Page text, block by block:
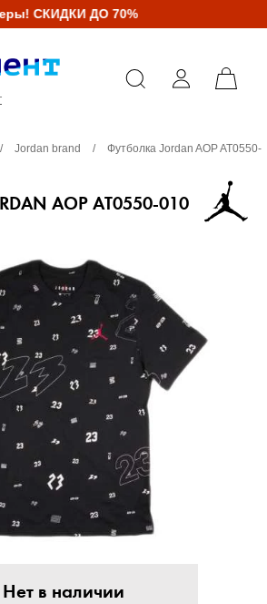
СКИДКИ ДО 70%
/ Jordan brand /
Футболка Jordan AOP AT0550-
AOP AT0550-010
Нет в наличии